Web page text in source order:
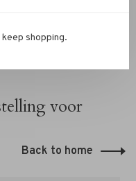
voor
Back to home
shopping.